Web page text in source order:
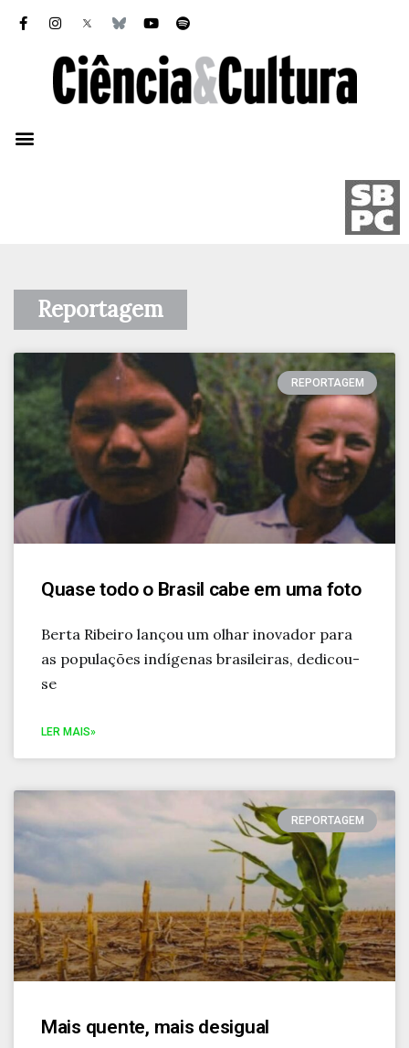
Reportagem
REPORTAGEM
Quase todo o Brasil cabe em uma foto
Berta Ribeiro lançou um olhar inovador para
as populações indígenas brasileiras, dedicou-
se
LER MAIS»
REPORTAGEM
Mais quente, mais desigual